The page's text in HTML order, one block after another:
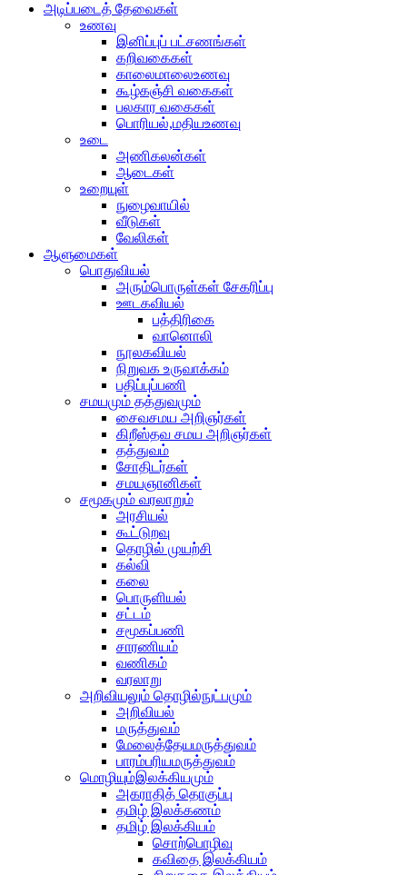
அடிப்படைத் தேவைகள்
உணவு
இனிப்புப் பட்சணங்கள்
கறிவகைகள்
காலைமாலைஉணவு
கூழ்கஞ்சி வகைகள்
பலகார வகைகள்
பொரியல்,மதியஉணவு
உடை
அணிகலன்கள்
ஆடைகள்
உறையுள்
நுழைவாயில்
வீடுகள்
வேலிகள்
ஆளுமைகள்
பொதுவியல்
அரும்பொருள்கள் சேகரிப்பு
ஊடகவியல்
பத்திரிகை
வானொலி
நூலகவியல்
நிறுவக உருவாக்கம்
பதிப்புப்பணி
சமயமும் தத்துவமும்
சைவசமய அறிஞர்கள்
கிறீஸ்தவ சமய அறிஞர்கள்
தத்துவம்
சோதிடர்கள்
சமயஞானிகள்
சமூகமும் வரலாறும்
அரசியல்
கூட்டுறவு
தொழில் முயற்சி
கல்வி
கலை
பொருளியல்
சட்டம்
சமூகப்பணி
சாரணியம்
வணிகம்
வரலாறு
அறிவியலும் தொழில்நுட்பமும்
அறிவியல்
மருத்துவம்
மேலைத்தேயமருத்துவம்
பாரம்பரியமருத்துவம்
மொழியும்இலக்கியமும்
அகராதித் தொகுப்பு
தமிழ் இலக்கணம்
தமிழ் இலக்கியம்
சொற்பொழிவு
கவிதை இலக்கியம்